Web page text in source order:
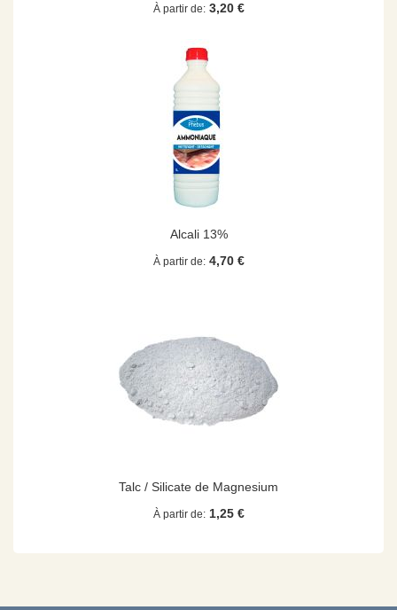
À partir de 3,20 €
Alcali 13%
À partir de 4,70 €
Talc / Silicate de Magnesium
À partir de 1,25 €